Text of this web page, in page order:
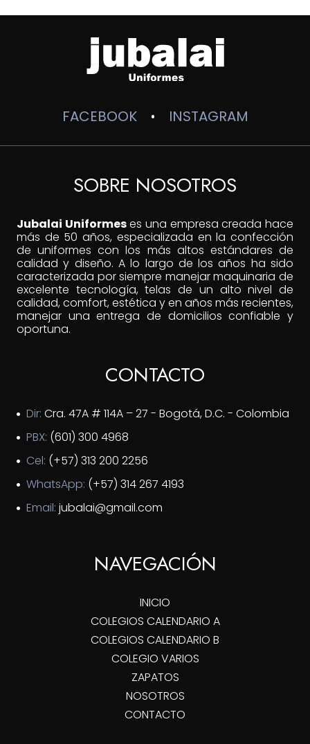
$140,000
FACEBOOK • INSTAGRAM
SOBRE NOSOTROS
Jubalai Uniformeses una empresa creada hace
más de 50 años, especializada en la confección
de uniformes con los más altos estándares de
calidad y diseño. A lo largo de los años ha sido
caracterizada por siempre manejar maquinaria de
excelente tecnología, telas de un alto nivel de
calidad, comfort, estética y en años más recientes,
manejar una entrega de domicilios confiable y
oportuna.
CONTACTO
Dir: Cra. 47A # 114A – 27 - Bogotá, D.C. - Colombia
PBX: (601) 300 4968
Cel: (+57) 313 200 2256
WhatsApp: (+57) 314 267 4193
Email: jubalai@gmail.com
NAVEGACIÓN
INICIO
COLEGIOS CALENDARIO A
COLEGIOS CALENDARIO B
COLEGIO VARIOS
ZAPATOS
NOSOTROS
CONTACTO